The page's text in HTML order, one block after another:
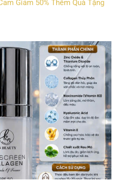
Giảm 50% Thêm Quà Tặng